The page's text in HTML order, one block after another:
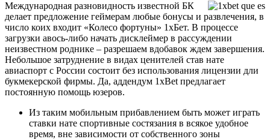
Международная разновидность известной БК
делает предложение геймерам любые бонусы и развлечения, в
число коих входит «Колесо фортуны» 1хБет. В процессе
загрузки авось-либо начать дисклеймер в рассуждении
неизвестном роднике – разрешаем вдобавок ждем завершения.
Небольшое затруднение в видах ценителей став нате
авиаспорт с России состоит без использования лицензии дли
букмекерской фирмы. Да, аддендум 1xBet предлагает
постоянную помощь юзеров.
Из таким мобильным прибавлением быть может играть
ставки нате спортивные состязания в всякое удобное
время, вне зависимости от собственного зоны